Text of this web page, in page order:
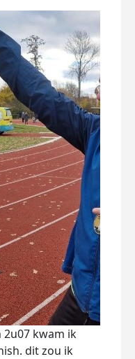
2u07 kwam ik
dit zou ik